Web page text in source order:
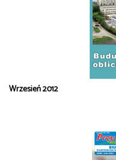
Wrzesień 2012